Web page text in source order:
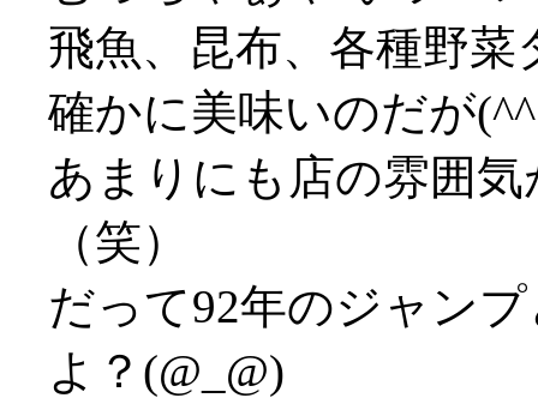
飛魚、昆布、各種野
確かに美味いのだが
あまりにも店の雰囲
（笑）
だって92年のジャン
よ？(@_@)